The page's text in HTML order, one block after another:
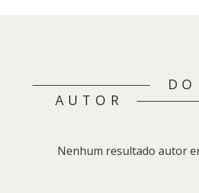
AUTOR
Nenhum resultado autor